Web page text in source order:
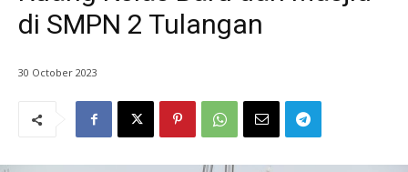
di SMPN 2 Tulangan
30 October 2023